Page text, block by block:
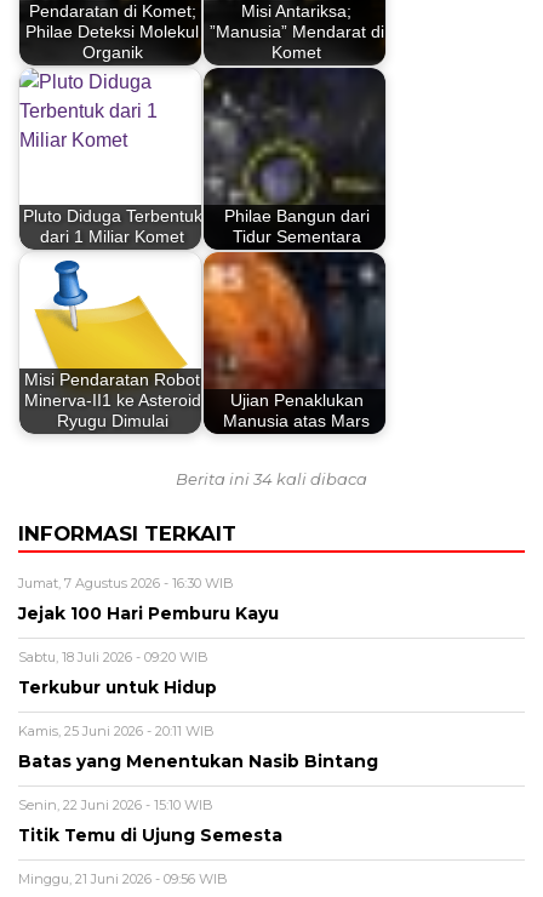
Pendaratan di Komet;
Philae Deteksi Molekul
Organik
Misi Antariksa;
”Manusia” Mendarat di
Komet
Pluto Diduga Terbentuk
dari 1 Miliar Komet
Philae Bangun dari
Tidur Sementara
Misi Pendaratan Robot
Minerva-II1 ke Asteroid
Ryugu Dimulai
Ujian Penaklukan
Manusia atas Mars
Berita ini 34 kali dibaca
INFORMASI TERKAIT
Jumat, 7 Agustus 2026 - 16:30 WIB
Jejak 100 Hari Pemburu Kayu
Sabtu, 18 Juli 2026 - 09:20 WIB
Terkubur untuk Hidup
Kamis, 25 Juni 2026 - 20:11 WIB
Batas yang Menentukan Nasib Bintang
Senin, 22 Juni 2026 - 15:10 WIB
Titik Temu di Ujung Semesta
Minggu, 21 Juni 2026 - 09:56 WIB